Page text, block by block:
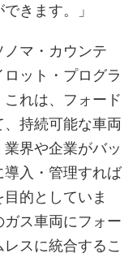
きます。」
マ・カウンテ
ット・プログラ
れは、フォード
持続可能な車両
界や企業がバッ
入・管理すれば
的としていま
ス車両にフォー
スに統合するこ